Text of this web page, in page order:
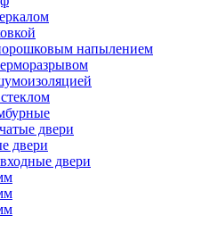
напылением
двери
двери
двери